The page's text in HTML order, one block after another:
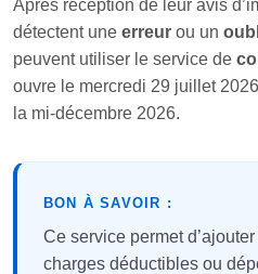
Après réception de leur avis
détectent une erreur ou un
peuvent utiliser le service de
ouvre le mercredi 29 juillet
la mi-décembre 2026.
BON À SAVOIR :
Ce service permet
charges déductibles ou